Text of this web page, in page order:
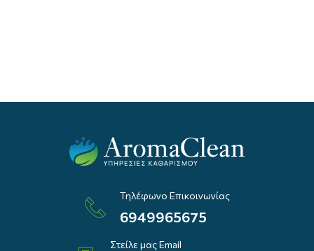
Τηλέφωνο Επικοινωνίας
6949965675
Στείλε μας Email